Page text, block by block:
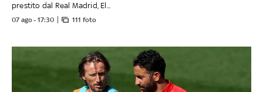
prestito dal Real Madrid, El...
07 ago - 17:30 111 foto